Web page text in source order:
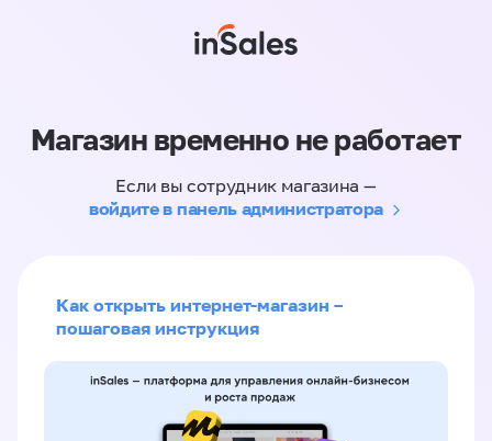
Магазин временно не работает
Если вы сотрудник магазина —
войдите в панель администратора
Как открыть интернет-магазин –
пошаговая инструкция